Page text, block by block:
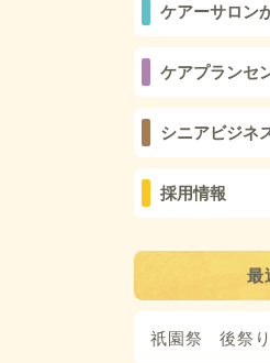
ケアーサロン
ケアプランセ
シニアビジネ
採用情報
最
祇園祭 後祭り